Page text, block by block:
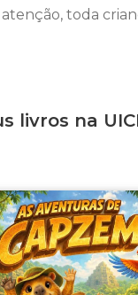
atenção, toda
livros na